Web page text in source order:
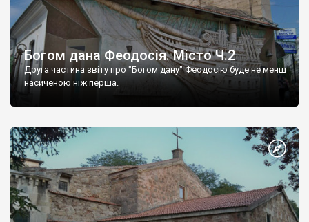
Богом дана Феодосія. Місто Ч.2
Друга частина звіту про "Богом дану" Феодосію буде не менш
насиченою ніж перша.